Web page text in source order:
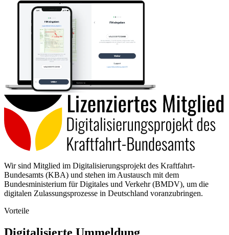
Wir sind Mitglied im Digitalisierungsprojekt des Kraftfahrt-
Bundesamts (KBA) und stehen im Austausch mit dem
Bundesministerium für Digitales und Verkehr (BMDV), um die
digitalen Zulassungsprozesse in Deutschland voranzubringen.
Vorteile